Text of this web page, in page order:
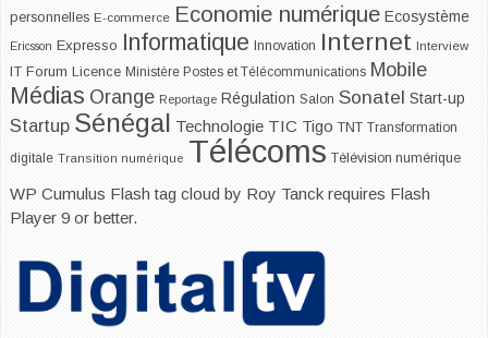
personnelles E-commerce Economie numérique Ecosystème
Ericsson Expresso Informatique Innovation Internet Interview
IT Forum Licence Ministère Postes et Télécommunications Mobile
Médias Orange Reportage Régulation Salon Sonatel Start-up
Startup Sénégal Technologie TIC Tigo TNT Transformation
digitale Transition numérique Télécoms Télévision numérique
WP Cumulus Flash tag cloud by Roy Tanck requires Flash
Player 9 or better.